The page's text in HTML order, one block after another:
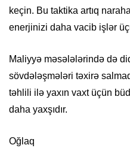
keçin. Bu taktika artıq
enerjinizi daha vacib işlər
Maliyyə məsələlərində də
sövdələşmələri təxirə
təhlili ilə yaxın vaxt üçün
daha yaxşıdır.
Oğlaq